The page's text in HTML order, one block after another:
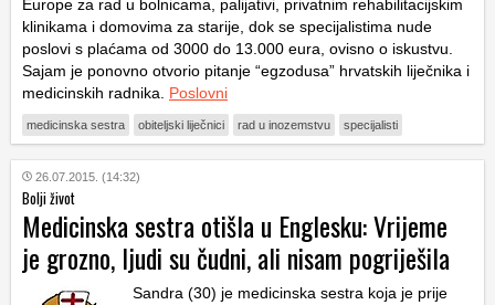
Europe za rad u bolnicama, palijativi, privatnim rehabilitacijskim
klinikama i domovima za starije, dok se specijalistima nude
poslovi s plaćama od 3000 do 13.000 eura, ovisno o iskustvu.
Sajam je ponovno otvorio pitanje “egzodusa” hrvatskih liječnika i
medicinskih radnika. Poslovni
medicinska sestra obiteljski liječnici rad u inozemstvu specijalisti
26.07.2015. (14:32)
Bolji život
Medicinska sestra otišla u Englesku: Vrijeme
je grozno, ljudi su čudni, ali nisam pogriješila
Sandra (30) je medicinska sestra koja je prije